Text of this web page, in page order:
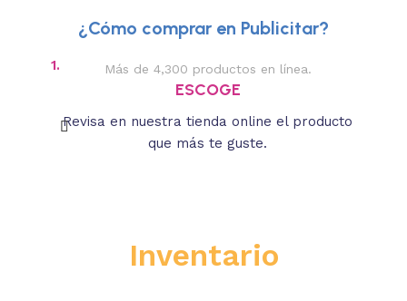
¿Cómo comprar en Publicitar?
1. Más de 4,300 productos en línea.
ESCOGE
Revisa en nuestra tienda online el producto
que más te guste.
Inventario